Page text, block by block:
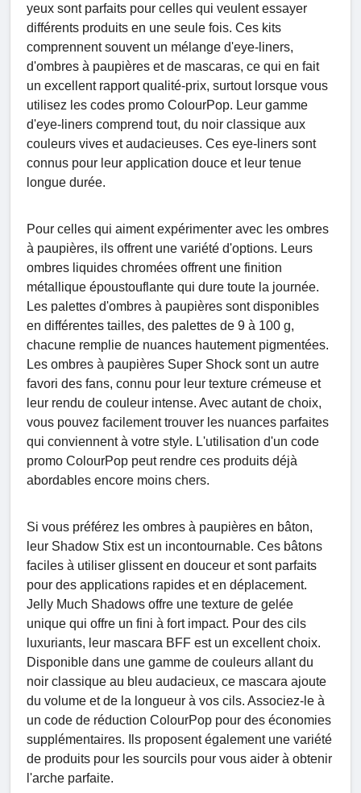
yeux sont parfaits pour celles qui veulent essayer
différents produits en une seule fois. Ces kits
comprennent souvent un mélange d'eye-liners,
d'ombres à paupières et de mascaras, ce qui en fait
un excellent rapport qualité-prix, surtout lorsque vous
utilisez les codes promo ColourPop. Leur gamme
d'eye-liners comprend tout, du noir classique aux
couleurs vives et audacieuses. Ces eye-liners sont
connus pour leur application douce et leur tenue
longue durée.
Pour celles qui aiment expérimenter avec les ombres
à paupières, ils offrent une variété d'options. Leurs
ombres liquides chromées offrent une finition
métallique époustouflante qui dure toute la journée.
Les palettes d'ombres à paupières sont disponibles
en différentes tailles, des palettes de 9 à 100 g,
chacune remplie de nuances hautement pigmentées.
Les ombres à paupières Super Shock sont un autre
favori des fans, connu pour leur texture crémeuse et
leur rendu de couleur intense. Avec autant de choix,
vous pouvez facilement trouver les nuances parfaites
qui conviennent à votre style. L'utilisation d'un code
promo ColourPop peut rendre ces produits déjà
abordables encore moins chers.
Si vous préférez les ombres à paupières en bâton,
leur Shadow Stix est un incontournable. Ces bâtons
faciles à utiliser glissent en douceur et sont parfaits
pour des applications rapides et en déplacement.
Jelly Much Shadows offre une texture de gelée
unique qui offre un fini à fort impact. Pour des cils
luxuriants, leur mascara BFF est un excellent choix.
Disponible dans une gamme de couleurs allant du
noir classique au bleu audacieux, ce mascara ajoute
du volume et de la longueur à vos cils. Associez-le à
un code de réduction ColourPop pour des économies
supplémentaires. Ils proposent également une variété
de produits pour les sourcils pour vous aider à obtenir
l'arche parfaite.